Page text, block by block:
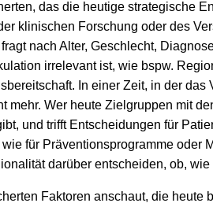
das die heutige strategische
klinischen Forschung oder des
nach Alter, Geschlecht,
irrelevant ist, wie bspw.
In einer Zeit, in der das
mehr. Wer heute Zielgruppen mit
und trifft Entscheidungen für
für Präventionsprogramme oder
darüber entscheiden, ob,
Faktoren anschaut, die heute